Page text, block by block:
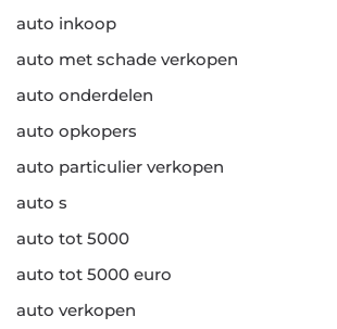
auto inkoop
auto met schade verkopen
auto onderdelen
auto opkopers
auto particulier verkopen
auto s
auto tot 5000
auto tot 5000 euro
auto verkopen